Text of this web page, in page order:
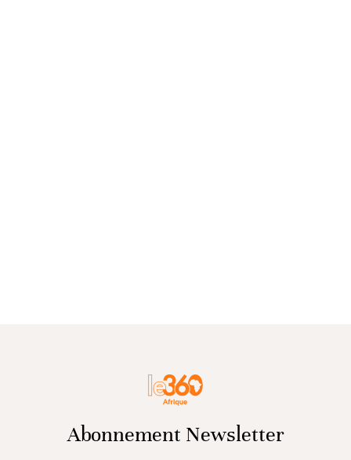
Abonnement Newsletter